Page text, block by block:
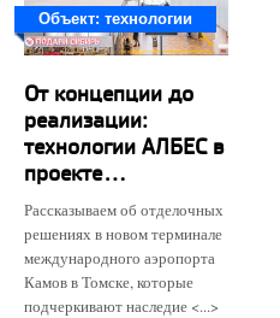
Объект: технологии
От концепции до
реализации:
технологии АЛБЕС в
проекте...
Рассказываем об отделочных
решениях в новом терминале
международного аэропорта
Камов в Томске, которые
подчеркивают наследие <...>